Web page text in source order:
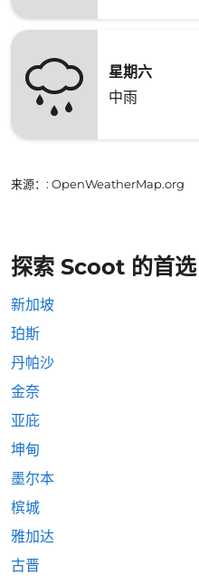
星期六
中雨
来源： : OpenWeatherMap.org
探索 Scoot 的首
新加坡
珀斯
丹帕沙
金奈
亚庇
坤甸
墨尔本
槟城
雅加达
古晋